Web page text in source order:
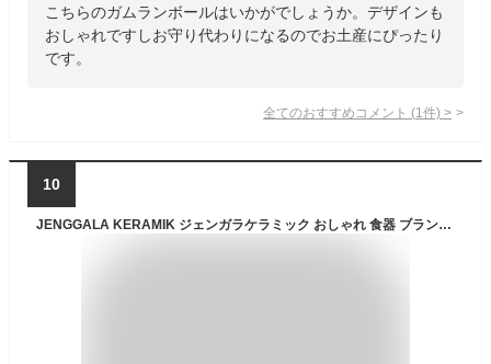
こちらのガムランボールはいかがでしょうか。デザインも
おしゃれですしお守り代わりになるのでお土産にぴったり
です。
全てのおすすめコメント (1 件) >
10
JENGGALA KERAMIK ジェンガラケラミック おしゃれ 食器 ブランド ロールプレート 緑 小 食器 小皿 アジアン バリ島 バリ